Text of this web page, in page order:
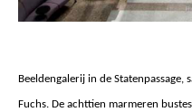
Beeldengalerij in de Statenpassage,
Fuchs. De achttien marmeren